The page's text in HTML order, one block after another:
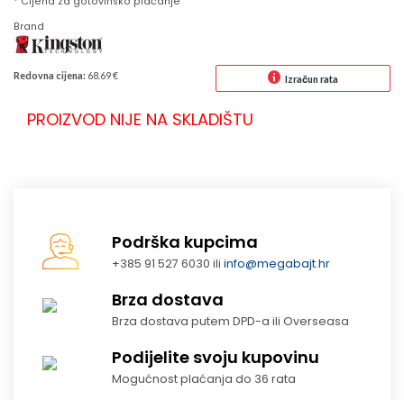
Brand
Redovna cijena: 68.69 € Izračun rata
PROIZVOD NIJE NA SKLADIŠTU
Podrška kupcima
+385 91 527 6030 iliinfo@megabajt.hr
Brza dostava
Brza dostava putem DPD-a ili Overseasa
Podijelite svoju kupovinu
Mogućnost plaćanja do 36 rata